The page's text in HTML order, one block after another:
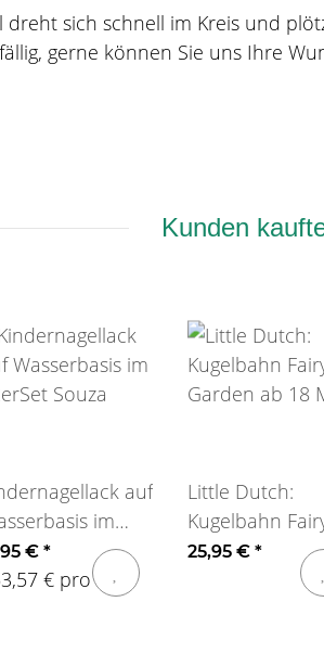
dreht sich schnell im Kreis und
gerne können Sie uns Ihre
Kunden
auf
im
Souza
€ *
€ pro
Little Dutch:
Kugelbahn
Garden ab 18
25,95 € *